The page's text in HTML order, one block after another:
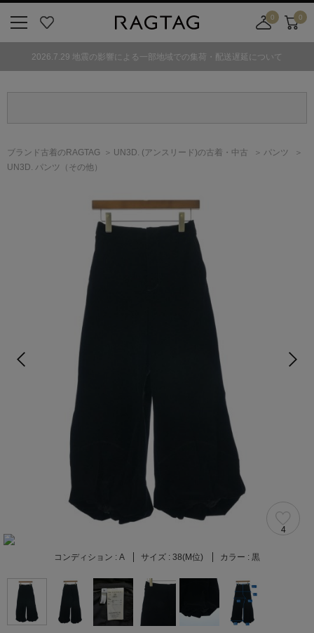
気
0
舗
カ
ト
0
2026.7.29 地震の影響による一部地域での集荷・配送遅延について
ブランド古着のRAGTAG UN3D. (アンスリード)の古着・中古
パンツ
UN3D. パンツ（その他）
4
コンディション : A サイズ : 38(M位) カラー : 黒